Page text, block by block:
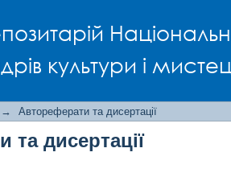
культури і
→ Автореферати та дисертації
та дисертації